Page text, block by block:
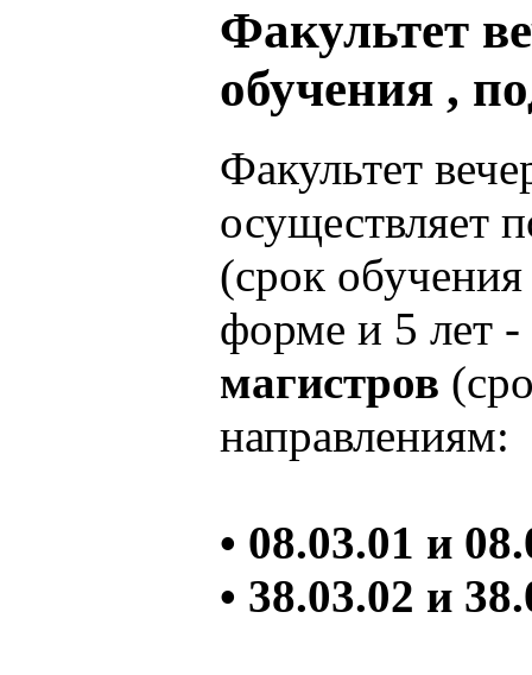
Факультет
обучения ,
Факультет
осуществляет
(срок
форме и 5 лет
магистров
направлениям:
• 08.03.01 и
• 38.03.02 и